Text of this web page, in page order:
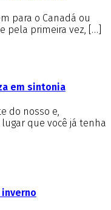
para o Canadá ou
pela primeira vez, […]
em sintonia
do nosso e,
que você já tenha